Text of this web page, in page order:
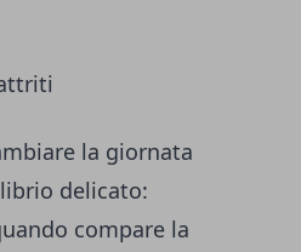
la giornata
delicato:
compare la